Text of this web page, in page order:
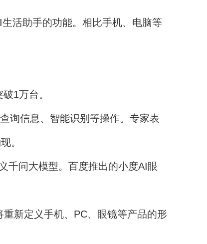
活助手的功能。相比手机、电脑等
1万台。
询信息、智能识别等操作。专家表
。
问大模型。百度推出的小度AI眼
新定义手机、PC、眼镜等产品的形